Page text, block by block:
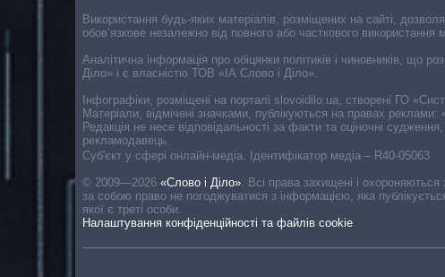
Cуб'єкт у сфері онлайн-медіа. Ідентифікатор медіа – R40-05063
© 2009—2026 «Слово і Діло». Всі права захищені і
за собою право не погоджуватися з інформацією, яка
якої є треті особи.
Налаштування конфіденційності та файлів cookie
Використання будь-яких матеріалів, розміщених на сайті,
обов’язкове незалежно від повного або часткового використання
Аналітична інформація про обіцянки політиків і чиновників, що
Діло» і є власністю ТОВ «ІА Слово і Діло».
Інфографіки, розміщені на порталі slovoidilo.ua, створені ГО
Матеріали, відмічені значками, публікуються на правах
Редакція не несе відповідальності за факти та оціночні
рекламодавець.